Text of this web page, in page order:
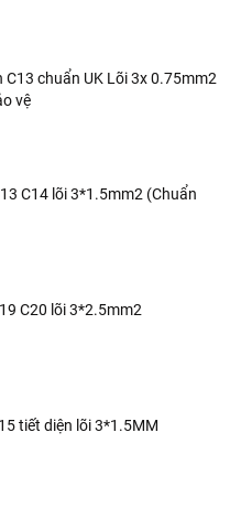
C13 chuẩn UK Lõi 3x 0.75mm2
vệ
C14 lõi 3*1.5mm2 (Chuẩn
C20 lõi 3*2.5mm2
tiết diện lõi 3*1.5MM